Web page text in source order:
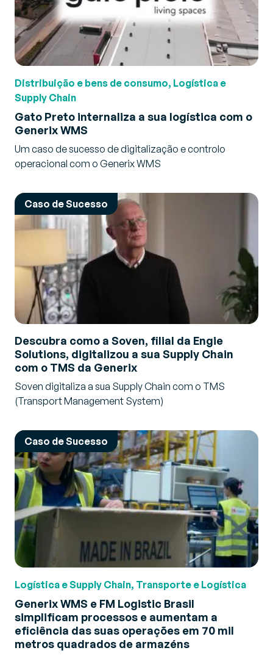
Distribuição e bens de consumo, Logística e
Supply Chain
Gato Preto internaliza a sua logística com o
Generix WMS
Um caso de sucesso de digitalização e controlo
operacional com o Generix WMS
Caso de Sucesso
Descubra como a Soven, filial da Engie
Solutions, digitalizou a sua Supply Chain
com o TMS da Generix
Soven digitaliza a sua Supply Chain com o TMS
(Transport Management System)
Caso de Sucesso
Logística e Supply Chain, Transporte e Logística
Generix WMS e FM Logistic Brasil
simplificam processos e aumentam a
eficiência das suas operações em 70 mil
metros quadrados de armazéns